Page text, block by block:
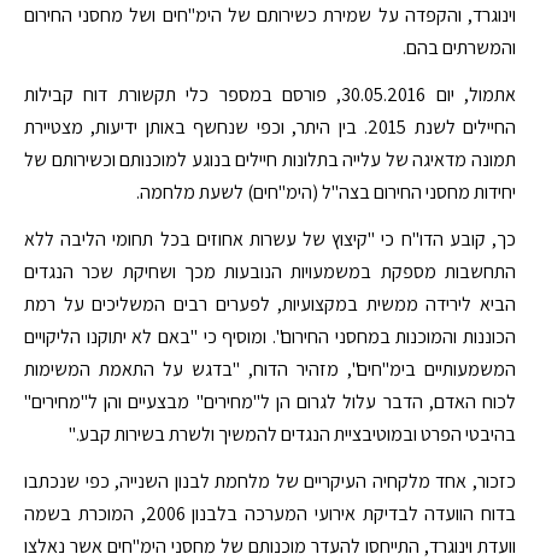
וינוגרד, והקפדה על שמירת כשירותם של הימ"חים ושל מחסני החירום
והמשרתים בהם.
אתמול, יום 30.05.2016, פורסם במספר כלי תקשורת דוח קבילות
החיילים לשנת 2015. בין היתר, וכפי שנחשף באותן ידיעות, מצטיירת
תמונה מדאיגה של עלייה בתלונות חיילים בנוגע למוכנותם וכשירותם של
יחידות מחסני החירום בצה"ל (הימ"חים) לשעת מלחמה.
כך, קובע הדו"ח כי "קיצוץ של עשרות אחוזים בכל תחומי הליבה ללא
התחשבות מספקת במשמעויות הנובעות מכך ושחיקת שכר הנגדים
הביא לירידה ממשית במקצועיות, לפערים רבים המשליכים על רמת
הכוננות והמוכנות במחסני החירום". ומוסיף כי "באם לא יתוקנו הליקויים
המשמעותיים בימ"חים", מזהיר הדוח, "בדגש על התאמת המשימות
לכוח האדם, הדבר עלול לגרום הן ל"מחירים" מבצעיים והן ל"מחירים"
בהיבטי הפרט ובמוטיבציית הנגדים להמשיך ולשרת בשירות קבע."
כזכור, אחד מלקחיה העיקריים של מלחמת לבנון השנייה, כפי שנכתבו
בדוח הוועדה לבדיקת אירועי המערכה בלבנון 2006, המוכרת בשמה
וועדת וינוגרד, התייחסו להעדר מוכנותם של מחסני הימ"חים אשר נאלצו